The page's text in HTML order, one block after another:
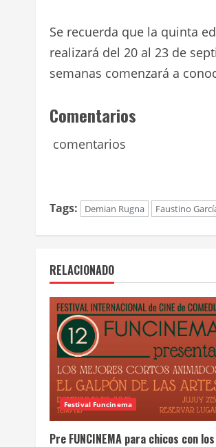
Se recuerda que la quinta
realizará del 20 al 23 de
semanas comenzará a
Comentarios
comentarios
Tags: Demian Rugna Faustino
RELACIONADO
Festival Funcinema
Pre FUNCINEMA para chicos con los